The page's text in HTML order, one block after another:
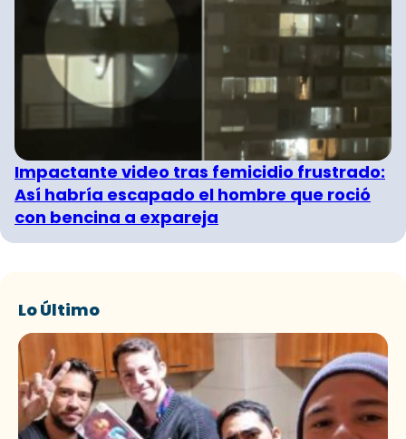
Impactante video tras femicidio frustrado:
Así habría escapado el hombre que roció
con bencina a expareja
Lo Último